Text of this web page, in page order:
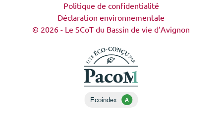
Politique de confidentialité
Déclaration environnementale
© 2026 - Le SCoT du Bassin de vie d’Avignon
Ecoindex A